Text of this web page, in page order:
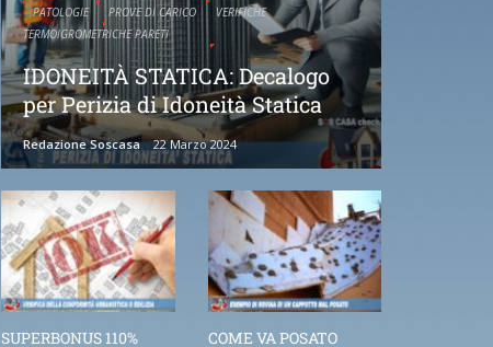
PATOLOGIE
PROVE DI CARICO
VERIFICHE
TERMOIGROMETRICHE PARETI
IDONEITÀ STATICA: Decalogo
per Perizia di Idoneità Statica
Redazione Soscasa 22 Marzo 2024
SUPERBONUS 110% COME VA POSATO